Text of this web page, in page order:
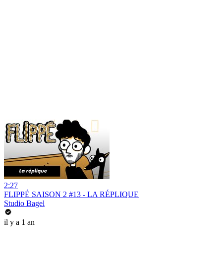
2:27
FLIPPÉ SAISON 2 #13 - LA RÉPLIQUE
Studio Bagel
il y a 1 an